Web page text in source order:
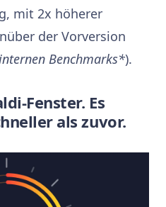
mit 2x höherer
der Vorversion
Benchmarks*).
Fenster. Es
als zuvor.